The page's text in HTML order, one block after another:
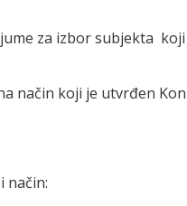
za izbor subjekta
način koji je utvrđen
način: